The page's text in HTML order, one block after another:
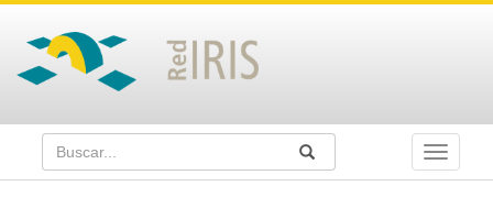
Buscar Enviar
Buscar
Toggle